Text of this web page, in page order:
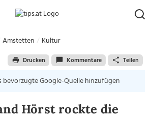
Amstetten Kultur
Drucken Kommentare Teilen
bevorzugte Google-Quelle hinzufügen
Hörst rockte die